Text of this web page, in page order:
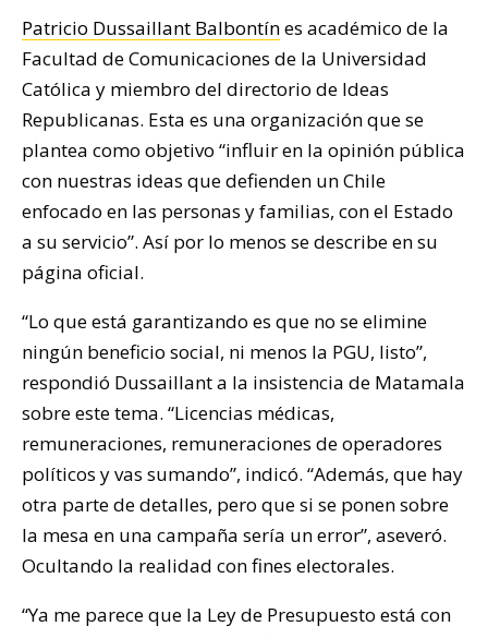
Patricio Dussaillant Balbontínes académico de la
Facultad de Comunicaciones de la Universidad
Católica y miembro del directorio de Ideas
Republicanas. Esta es una organización que se
plantea como objetivo “influir en la opinión pública
con nuestras ideas que defienden un Chile
enfocado en las personas y familias, con el Estado
a su servicio”. Así por lo menos se describe en su
página oficial.
“Lo que está garantizando es que no se elimine
ningún beneficio social, ni menos la PGU, listo”,
respondió Dussaillant a la insistencia de Matamala
sobre este tema. “Licencias médicas,
remuneraciones, remuneraciones de operadores
políticos y vas sumando”, indicó. “Además, que hay
otra parte de detalles, pero que si se ponen sobre
la mesa en una campaña sería un error”, aseveró.
Ocultando la realidad con fines electorales.
“Ya me parece que la Ley de Presupuesto está con